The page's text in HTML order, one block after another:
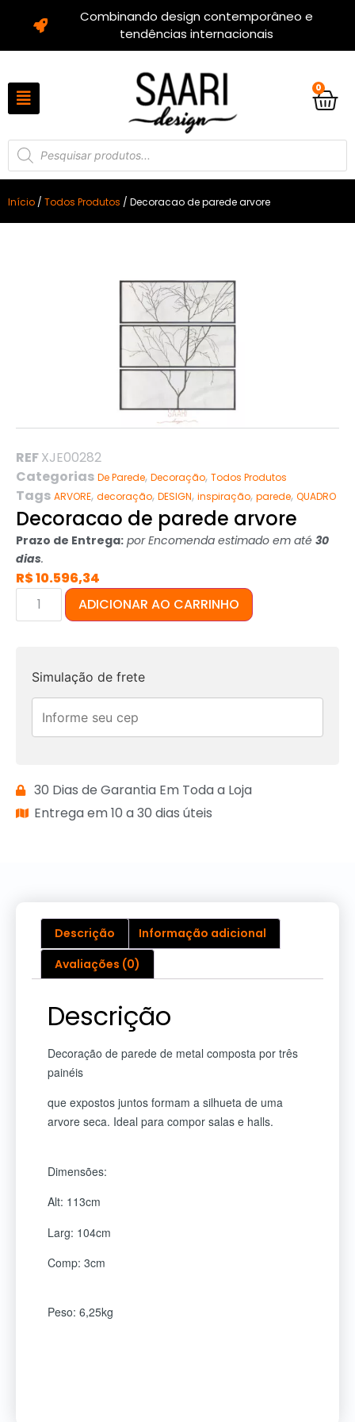
Combinando design contemporâneo e
tendências internacionais
0
Início / Todos Produtos / Decoracao de parede arvore
REFXJE00282
Categorias De Parede, Decoração, Todos Produtos
Tags ARVORE, decoração, DESIGN, inspiração, parede, QUADRO
Decoracao de parede arvore
Prazo de Entrega: por Encomenda estimado em até 30
dias.
R$10.596,34
ADICIONAR AO CARRINHO
Simulação de frete
30 Dias de Garantia Em Toda a Loja
Entrega em 10 a 30 dias úteis
Descrição
Informação adicional
Avaliações (0)
Descrição
Decoração de parede de metal composta por três
painéis
que expostos juntos formam a silhueta de uma
arvore seca. Ideal para compor salas e halls.
Dimensões:
Alt: 113cm
Larg: 104cm
Comp: 3cm
Peso: 6,25kg